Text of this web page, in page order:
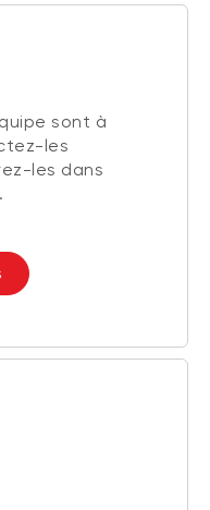
sont à
les
les dans